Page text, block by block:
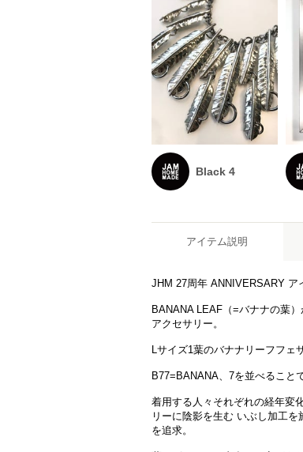
Black 4
アイテム説明
JHM 27周年 ANNIVERSARY ア
BANANA LEAF（=バナナの葉
アクセサリー。
Lサイズ1葉のバナナリーフフェ
B77=BANANA、7を並べること
着用する人々それぞれの経年変
リーに陰影を生む いぶし加工
を追求。